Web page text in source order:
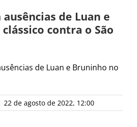
de Luan e
contra o São
de Luan e Bruninho no
22 de agosto de 2022, 12:00